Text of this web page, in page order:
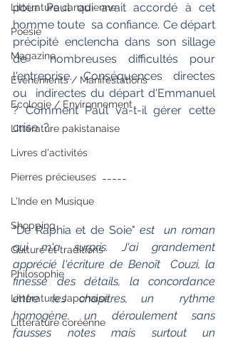
Littérature canadienne
Poésie
Magazine
Evènements / Manifestations
Ecologie / Environnement
Littérature pakistanaise
Livres d'activités
Pierres précieuses
L'Inde en Musique
Shopping
Culture et traditions
Philosophie
Littérature Japonaise
Littérature coréenne
pour Paul qui avait accordé à cet
homme toute  sa confiance. Ce départ
précipité enclencha dans son sillage
de  nombreuses difficultés pour
l'entreprise. Conséquences directes
ou  indirectes du départ d'Emmanuel
? Comment Paul va-t-il gérer cette
crise  ?
-----
"De Raphia et de Soie" est  un roman
qui m'a surpris. J'ai grandement
apprécié l'écriture de Benoît  Couzi, la
finesse des détails, la concordance
entre les chapitres, un  rythme
homogène, un déroulement sans
fausses notes mais surtout un